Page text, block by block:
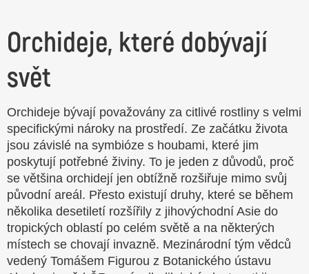
Orchideje, které dobývají
svět
Orchideje bývají považovány za citlivé rostliny s velmi
specifickými nároky na prostředí. Ze začátku života
jsou závislé na symbióze s houbami, které jim
poskytují potřebné živiny. To je jeden z důvodů, proč
se většina orchidejí jen obtížně rozšiřuje mimo svůj
původní areál. Přesto existují druhy, které se během
několika desetiletí rozšířily z jihovýchodní Asie do
tropických oblastí po celém světě a na některých
místech se chovají invazně. Mezinárodní tým vědců
vedený Tomášem Figurou z Botanického ústavu